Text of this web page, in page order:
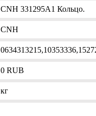
CNH 331295A1 Кольцо.
CNH
0 RUB
кг